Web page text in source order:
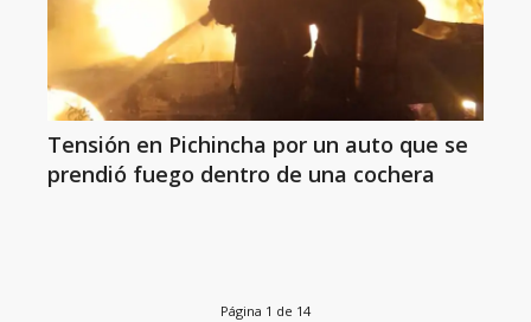
Tensión en Pichincha por un auto que se
prendió fuego dentro de una cochera
Página 1 de 14